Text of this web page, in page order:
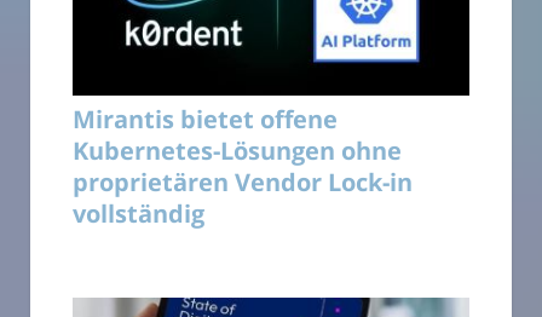
Mirantis bietet offene
Kubernetes-Lösungen ohne
proprietären Vendor Lock-in
vollständig